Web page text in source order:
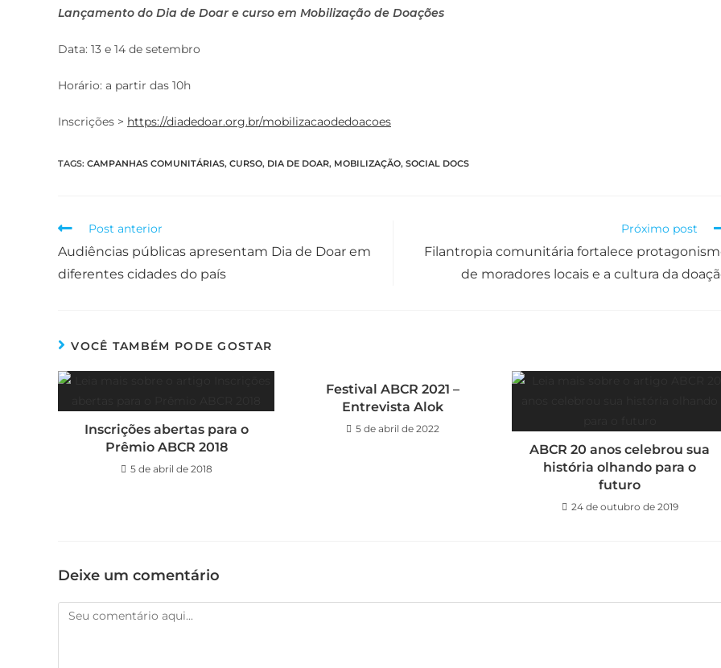
Lançamento do Dia de Doar e curso em Mobilização de Doações
Data: 13 e 14 de setembro
Horário: a partir das 10h
Inscrições > https://diadedoar.org.br/mobilizacaodedoacoes
TAGS: CAMPANHAS COMUNITÁRIAS, CURSO, DIA DE DOAR, MOBILIZAÇÃO, SOCIAL DOCS
Post anterior
Audiências públicas apresentam Dia de Doar em
diferentes cidades do país
Próximo post
Filantropia comunitária fortalece
de moradores locais e a cultura da
VOCÊ TAMBÉM PODE GOSTAR
Inscrições abertas para o
Prêmio ABCR 2018
5 de abril de 2018
Festival ABCR 2021 –
Entrevista Alok
5 de abril de 2022
ABCR 20 anos celebrou sua
história olhando para o
futuro
24 de outubro de 2019
Deixe um comentário